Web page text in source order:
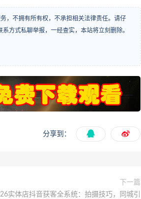
，不拥有所有权，不承担相关法律责任。请仔
方式私聊举报，一经查实，本站将立刻删除。
分享到：
下一篇
实体店抖音获客全系统：拍摄技巧，同城引